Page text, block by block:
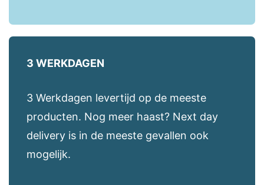
3 WERKDAGEN
3 Werkdagen levertijd op de meeste
producten. Nog meer haast? Next day
delivery is in de meeste gevallen ook
mogelijk.